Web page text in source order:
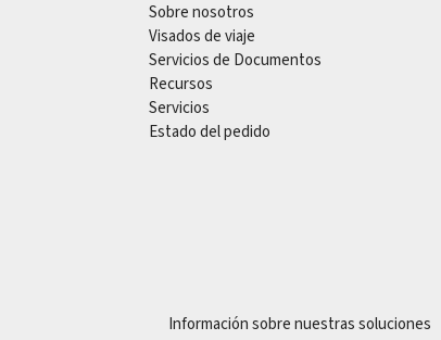
Sobre nosotros
Visados de viaje
Servicios de Documentos
Recursos
Servicios
Estado del pedido
Información sobre nuestras soluciones